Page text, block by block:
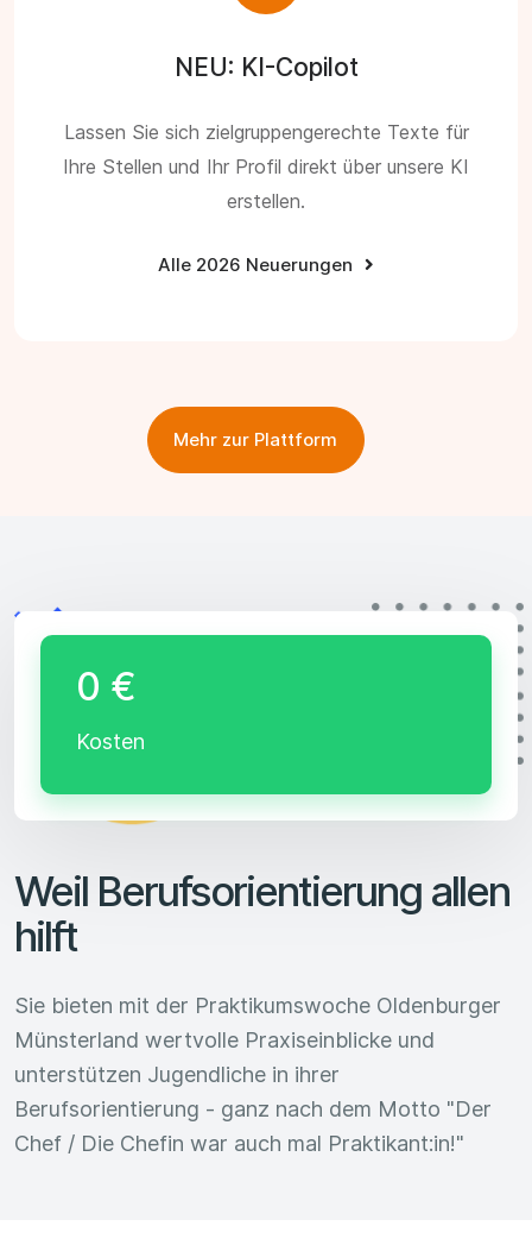
NEU: KI-Copilot
Lassen Sie sich zielgruppengerechte Texte für
Ihre Stellen und Ihr Profil direkt über unsere KI
erstellen.
Alle 2026 Neuerungen
Mehr zur Plattform
Weil Berufsorientierung allen
hilft
Sie bieten mit der Praktikumswoche Oldenburger
Münsterland wertvolle Praxiseinblicke und
unterstützen Jugendliche in ihrer
Berufsorientierung - ganz nach dem Motto "Der
Chef / Die Chefin war auch mal Praktikant:in!"
0 €
Kosten